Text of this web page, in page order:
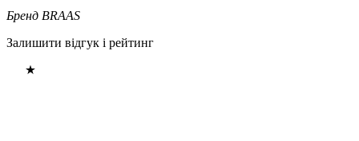
Бренд BRAAS
Залишити відгук і рейтинг